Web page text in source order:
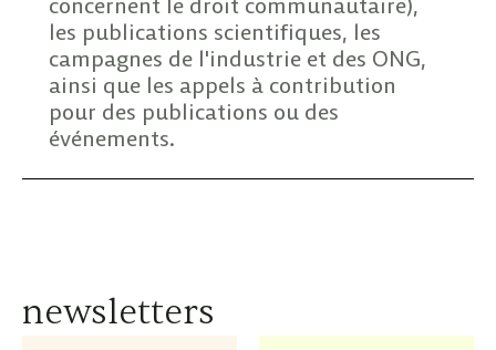
les publications scientifiques, les
campagnes de l'industrie et des ONG,
ainsi que les appels à contribution
pour des publications ou des
événements.
newsletters